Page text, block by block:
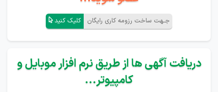
جـهت ساخت رزومه کاری رایگان کلیک کنید
دریافت آگهی ها از طریق نرم افزار موبایل و
کامپیوتر...